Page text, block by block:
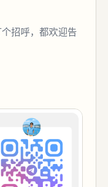
招呼，都欢迎告